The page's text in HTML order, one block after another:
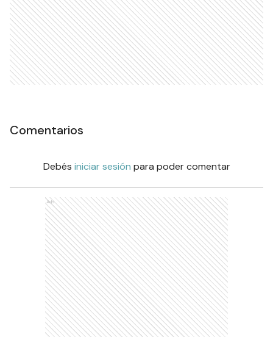
Comentarios
Debés iniciar sesión para poder comentar
Ads